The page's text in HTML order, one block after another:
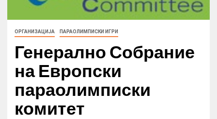
ОРГАНИЗАЦИЈА ПАРАОЛИМПИСКИ ИГРИ
Генерално Собрание
на Европски
параолимписки
комитет